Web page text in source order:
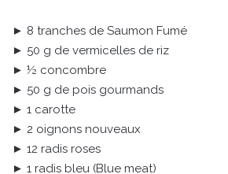
► 8 tranches de Saumon Fumé
► 50 g de vermicelles de riz
► ½ concombre
► 50 g de pois gourmands
► 1 carotte
► 2 oignons nouveaux
► 12 radis roses
► 1 radis bleu (Blue meat)